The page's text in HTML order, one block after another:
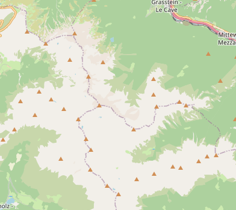
- Alle - Perm Trias Kreide Mesolithikum
19. Jahrhundert
Gebiet(e)
Lajen Kastelruth Pufels St. Ulrich